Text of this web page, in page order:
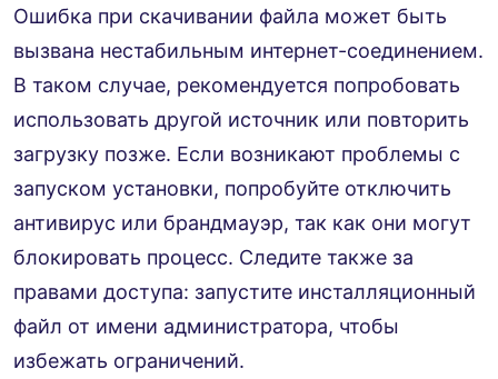
Ошибка при скачивании файла может быть
вызвана нестабильным интернет-соединением.
В таком случае, рекомендуется попробовать
использовать другой источник или повторить
загрузку позже. Если возникают проблемы с
запуском установки, попробуйте отключить
антивирус или брандмауэр, так как они могут
блокировать процесс. Следите также за
правами доступа: запустите инсталляционный
файл от имени администратора, чтобы
избежать ограничений.